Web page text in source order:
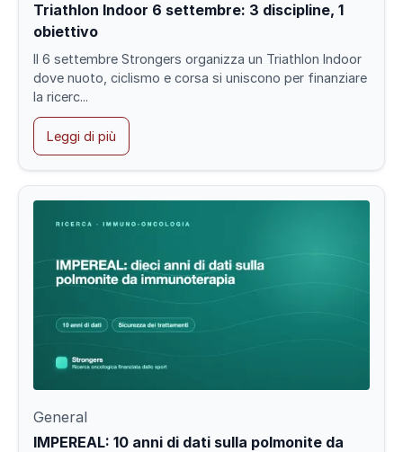
Triathlon Indoor 6 settembre: 3 discipline, 1
obiettivo
Il 6 settembre Strongers organizza un Triathlon Indoor
dove nuoto, ciclismo e corsa si uniscono per finanziare
la ricerc...
Leggi di più
General
IMPEREAL: 10 anni di dati sulla polmonite da